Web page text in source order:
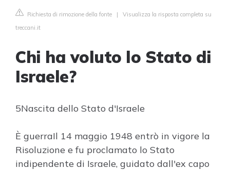
Richiesta di rimozione della fonte | Visualizza la risposta completa su
treccani.it
Chi ha voluto lo Stato di
Israele?
5Nascita dello Stato d'Israele
È guerraIl 14 maggio 1948 entrò in vigore la
Risoluzione e fu proclamato lo Stato
indipendente di Israele, guidato dall'ex capo